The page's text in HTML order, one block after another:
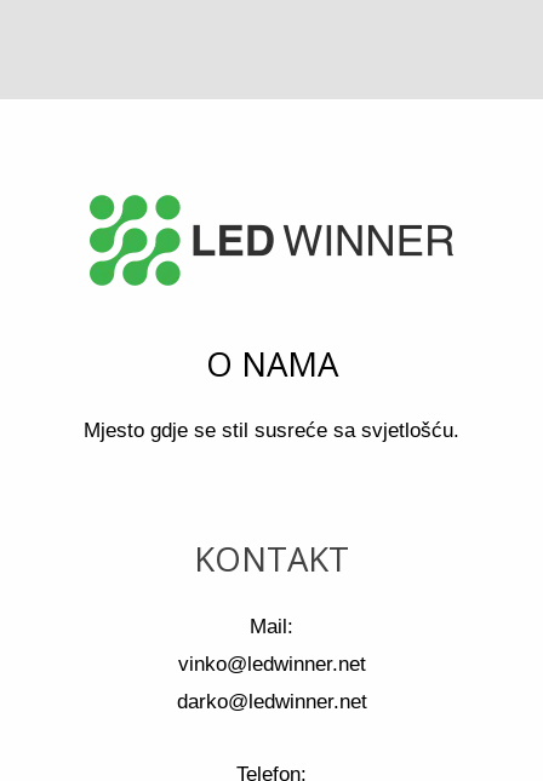
O NAMA
Mjesto gdje se stil susreće sa svjetlošću.
KONTAKT
Mail:
vinko@ledwinner.net
darko@ledwinner.net
Telefon: